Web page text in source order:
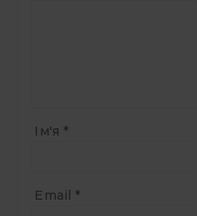
Ім'я *
Email *